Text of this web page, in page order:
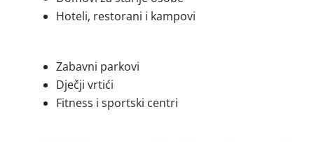
Hoteli, restorani i kampovi
Zabavni parkovi
Dječji vrtići
Fitness i sportski centri